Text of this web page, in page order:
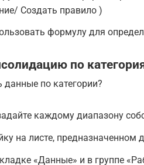
Создать правило )
формулу для
по
данные по категории?
каждому диапазону
на листе, предназначенном
«Данные» и в группе